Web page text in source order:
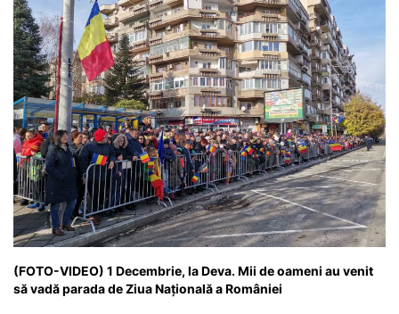
(FOTO-VIDEO) 1 Decembrie, la Deva. Mii de oameni au venit
să vadă parada de Ziua Națională a României